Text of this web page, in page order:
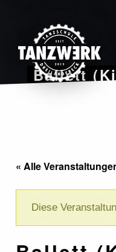
Ballett
« Alle
Diese